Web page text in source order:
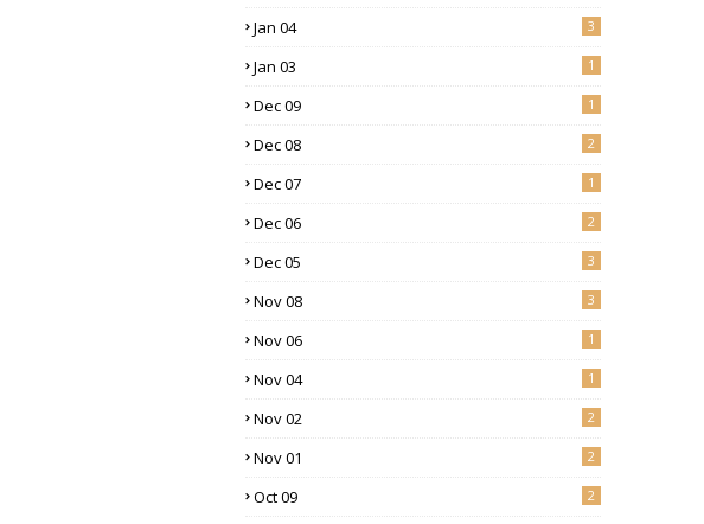
Jan 04 3
Jan 03 1
Dec 09 1
Dec 08 2
Dec 07 1
Dec 06 2
Dec 05 3
Nov 08 3
Nov 06 1
Nov 04 1
Nov 02 2
Nov 01 2
Oct 09 2